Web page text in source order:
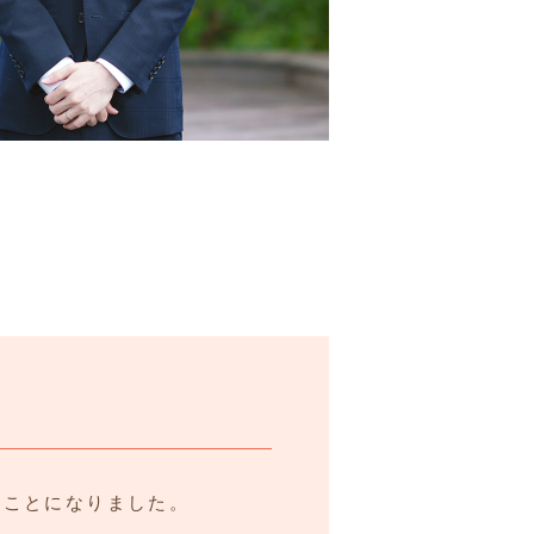
とになりました。